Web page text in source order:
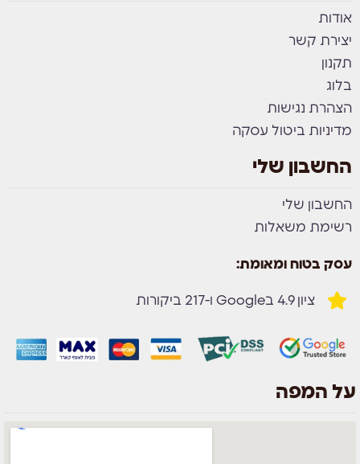
אודות
יצירת קשר
תקנון
בלוג
הצהרת נגישות
מדיניות ביטול עסקה
החשבון שלי
החשבון שלי
רשימת משאלות
עסק בטוח ומאומת:
ציון 4.9 בGoogle ו-217 ביקורות
על המפה